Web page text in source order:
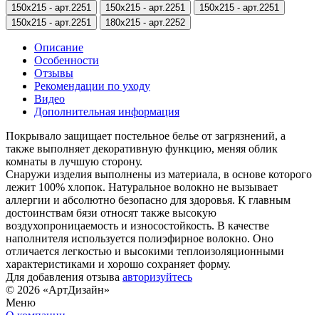
150х215 - арт.2251 150х215 - арт.2251 150х215 - арт.2251
150х215 - арт.2251 180х215 - арт.2252
Описание
Особенности
Отзывы
Рекомендации по уходу
Видео
Дополнительная информация
Покрывало защищает постельное белье от загрязнений, а
также выполняет декоративную функцию, меняя облик
комнаты в лучшую сторону.
Снаружи изделия выполнены из материала, в основе которого
лежит 100% хлопок. Натуральное волокно не вызывает
аллергии и абсолютно безопасно для здоровья. К главным
достоинствам бязи относят также высокую
воздухопроницаемость и износостойкость. В качестве
наполнителя используется полиэфирное волокно. Оно
отличается легкостью и высокими теплоизоляционными
характеристиками и хорошо сохраняет форму.
Для добавления отзыва авторизуйтесь
© 2026 «АртДизайн»
Меню